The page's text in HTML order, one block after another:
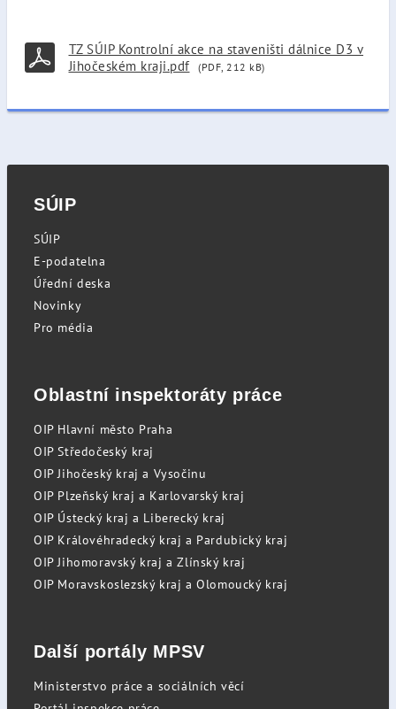
TZ SÚIP Kontrolní akce na staveništi dálnice D3 v
Jihočeském kraji.pdf
(PDF, 212 kB)
SÚIP
SÚIP
E-podatelna
Úřední deska
Novinky
Pro média
Oblastní inspektoráty práce
OIP Hlavní město Praha
OIP Středočeský kraj
OIP Jihočeský kraj a Vysočinu
OIP Plzeňský kraj a Karlovarský kraj
OIP Ústecký kraj a Liberecký kraj
OIP Královéhradecký kraj a Pardubický kraj
OIP Jihomoravský kraj a Zlínský kraj
OIP Moravskoslezský kraj a Olomoucký kraj
Další portály MPSV
Ministerstvo práce a sociálních věcí